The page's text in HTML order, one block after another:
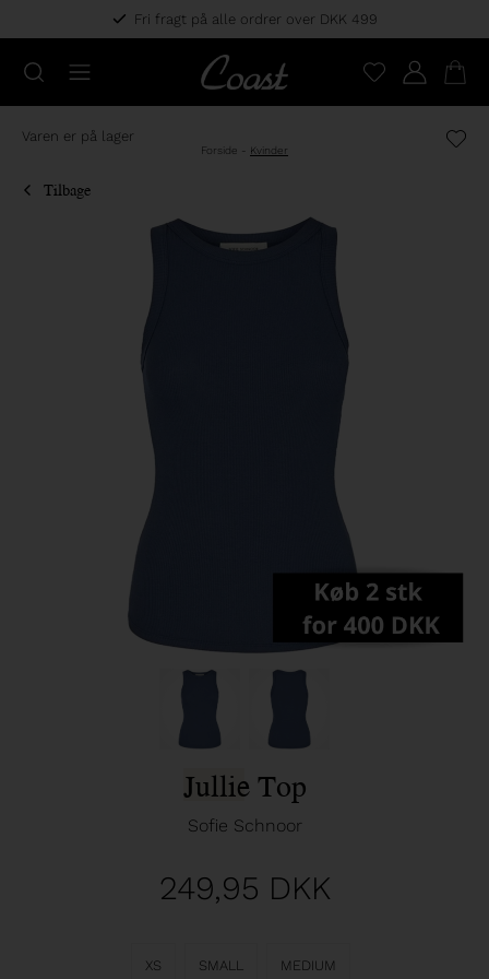
Fri fragt på alle ordrer over DKK 499
Varen er på lager
Forside - Kvinder
Tilbage
Jullie Top
Sofie Schnoor
249,95 DKK
XS SMALL MEDIUM